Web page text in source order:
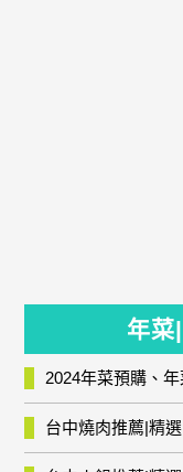
年菜
台中燒肉推薦|精